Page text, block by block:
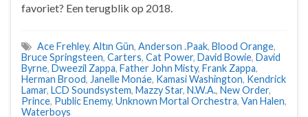
favoriet? Een terugblik op 2018.
Ace Frehley, Altın Gün, Anderson .Paak, Blood Orange,
Bruce Springsteen, Carters, Cat Power, David Bowie, David
Byrne, Dweezil Zappa, Father John Misty, Frank Zappa,
Herman Brood, Janelle Monáe, Kamasi Washington, Kendrick
Lamar, LCD Soundsystem, Mazzy Star, N.W.A., New Order,
Prince, Public Enemy, Unknown Mortal Orchestra, Van Halen,
Waterboys